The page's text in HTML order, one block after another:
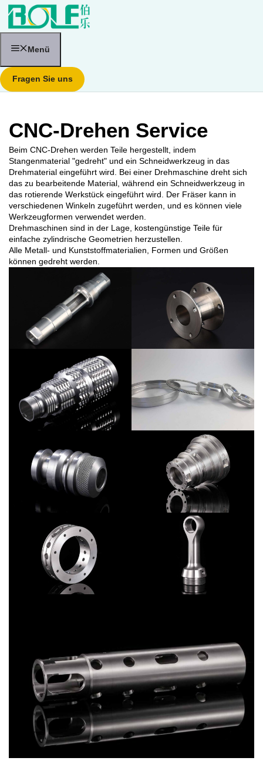
Zum
Inhalt
springen
Menü
Fragen Sie uns
CNC-Drehen Service
Beim CNC-Drehen werden Teile hergestellt, indem
Stangenmaterial "gedreht" und ein Schneidwerkzeug in das
Drehmaterial eingeführt wird. Bei einer Drehmaschine dreht sich
das zu bearbeitende Material, während ein Schneidwerkzeug in
das rotierende Werkstück eingeführt wird. Der Fräser kann in
verschiedenen Winkeln zugeführt werden, und es können viele
Werkzeugformen verwendet werden.
Drehmaschinen sind in der Lage, kostengünstige Teile für
einfache zylindrische Geometrien herzustellen.
Alle Metall- und Kunststoffmaterialien, Formen und Größen
können gedreht werden.